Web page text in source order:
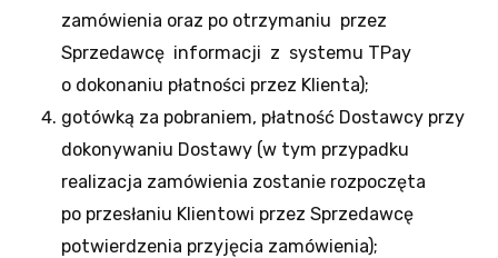
zamówienia oraz po otrzymaniu przez
Sprzedawcę informacji z systemu TPay
o dokonaniu płatności przez Klienta);
gotówką za pobraniem, płatność Dostawcy przy
dokonywaniu Dostawy (w tym przypadku
realizacja zamówienia zostanie rozpoczęta
po przesłaniu Klientowi przez Sprzedawcę
potwierdzenia przyjęcia zamówienia);